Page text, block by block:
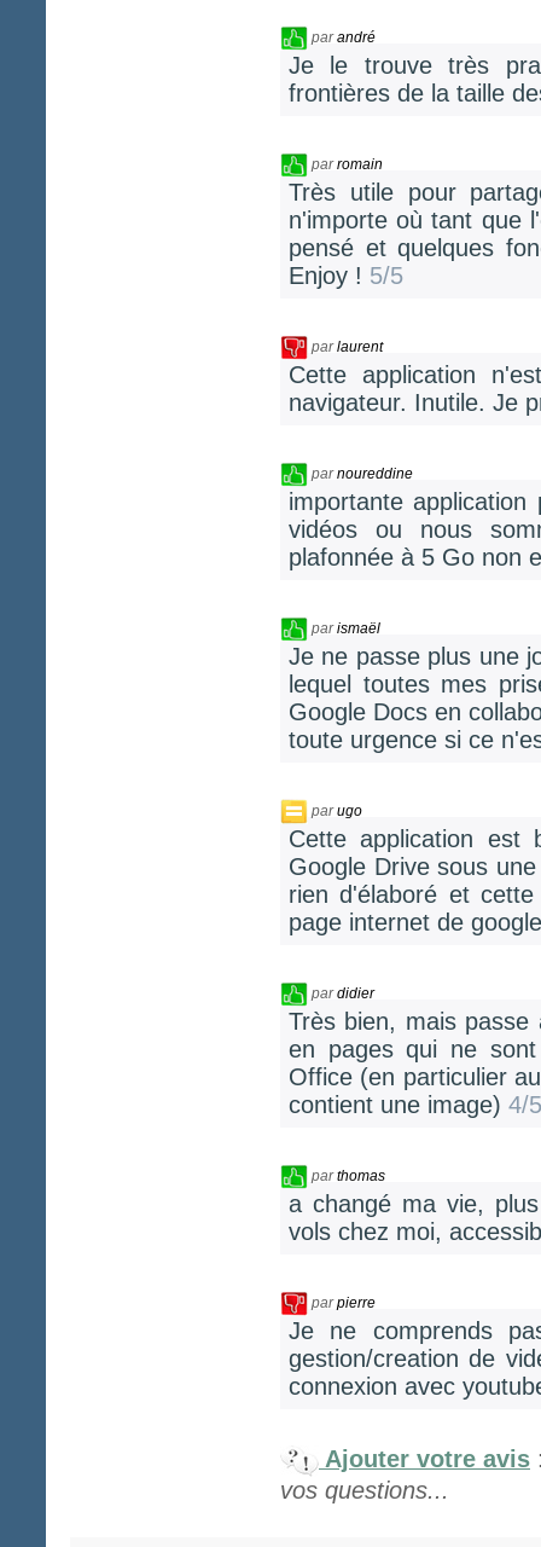
parandré
Je le trouve très
frontières de la taille
parromain
Très utile pour
n'importe où tant que
pensé et quelques
Enjoy ! 5/5
parlaurent
Cette application
navigateur. Inutile. Je
parnoureddine
importante
vidéos ou nous
plafonnée à 5 Go non
parismaël
Je ne passe plus une
lequel toutes mes
Google Docs en
toute urgence si ce
parugo
Cette application est
Google Drive sous
rien d'élaboré et
page internet de
pardidier
Très bien, mais
en pages qui ne
Office (en particulier
contient une image) 4/5
parthomas
a changé ma vie,
vols chez moi,
parpierre
Je ne comprends
gestion/creation de
connexion avec
Ajouter votre avis
vos questions...